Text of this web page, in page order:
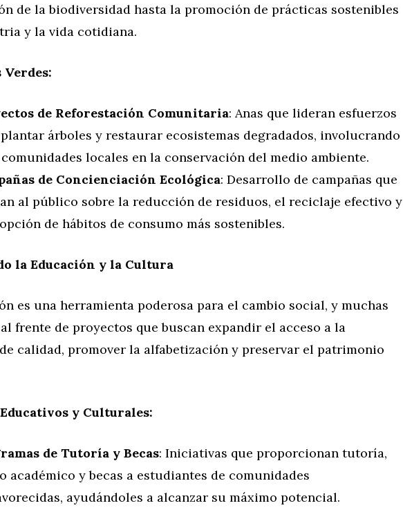
de la biodiversidad hasta la promoción de prácticas sostenibles
y la vida cotidiana.
de Reforestación Comunitaria: Anas que lideran esfuerzos
árboles y restaurar ecosistemas degradados, involucrando
locales en la conservación del medio ambiente.
de Concienciación Ecológica: Desarrollo de campañas que
al público sobre la reducción de residuos, el reciclaje efectivo y
de hábitos de consumo más sostenibles.
la Educación y la Cultura
es una herramienta poderosa para el cambio social, y muchas
frente de proyectos que buscan expandir el acceso a la
calidad, promover la alfabetización y preservar el patrimonio
y Culturales:
de Tutoría y Becas: Iniciativas que proporcionan tutoría,
académico y becas a estudiantes de comunidades
ayudándoles a alcanzar su máximo potencial.